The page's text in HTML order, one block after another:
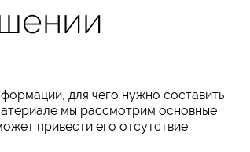
для чего нужно составить
мы рассмотрим основные
привести его отсутствие.